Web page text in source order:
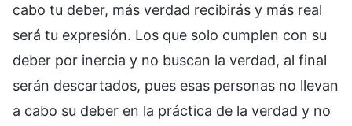
cabo tu deber, más verdad recibirás y más real
será tu expresión. Los que solo cumplen con su
deber por inercia y no buscan la verdad, al final
serán descartados, pues esas personas no llevan
a cabo su deber en la práctica de la verdad y no